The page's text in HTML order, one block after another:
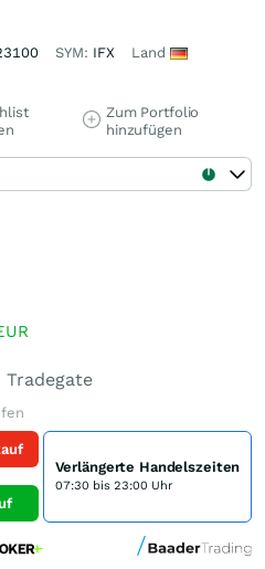
SYM: IFX Land
Zum Portfolio
hinzufügen
Tradegate
Verlängerte Handelszeiten
07:30 bis 23:00 Uhr